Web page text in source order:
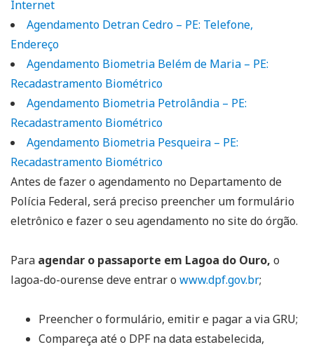
Internet
Agendamento Detran Cedro – PE: Telefone,
Endereço
Agendamento Biometria Belém de Maria – PE:
Recadastramento Biométrico
Agendamento Biometria Petrolândia – PE:
Recadastramento Biométrico
Agendamento Biometria Pesqueira – PE:
Recadastramento Biométrico
Antes de fazer o agendamento no Departamento de
Polícia Federal, será preciso preencher um formulário
eletrônico e fazer o seu agendamento no site do órgão.
Para agendar o passaporte em Lagoa do Ouro, o
lagoa-do-ourense deve entrar o www.dpf.gov.br;
Preencher o formulário, emitir e pagar a via GRU;
Compareça até o DPF na data estabelecida,